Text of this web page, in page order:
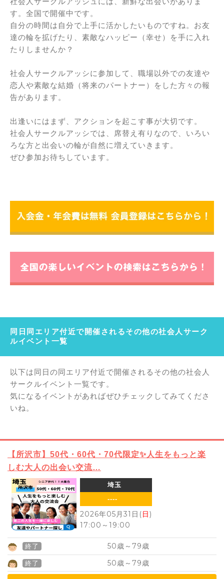
す。全国で開催中です。
自分の時間は自分で上手に活かしたいものですね。お友
達の輪を拡げたり、素敵なハッピー（幸せ）を手に入れ
たりしませんか？
社会人サークルアッシに参加して、職場以外での友達や
恋人や素敵な結婚（将来のパートナー）をした方々の報
告があります。
出逢いにはまず、アクションを起こす事が大切です。
社会人サークルアッシでは、席替え有りなので、いろい
ろな方と出会いの輪が自然に増えていきます。
ぜひ参加お待ちしています。
同日同エリア付近で開催されるその他の社会人サーク
ルイベント一覧
以下は同日の同エリア付近で開催されるその他の社会人
サークルイベント一覧です。
気になるイベントがあればぜひチェックしてみてくださ
いね。
【所沢市】50代・60代・70代限定✨人生をもっと楽
しむ大人の出会い交流…
埼玉
----
2026年05月31日(日)
17:00 ～ 19:00
終了 50歳～ 79歳
終了 50歳～ 79歳